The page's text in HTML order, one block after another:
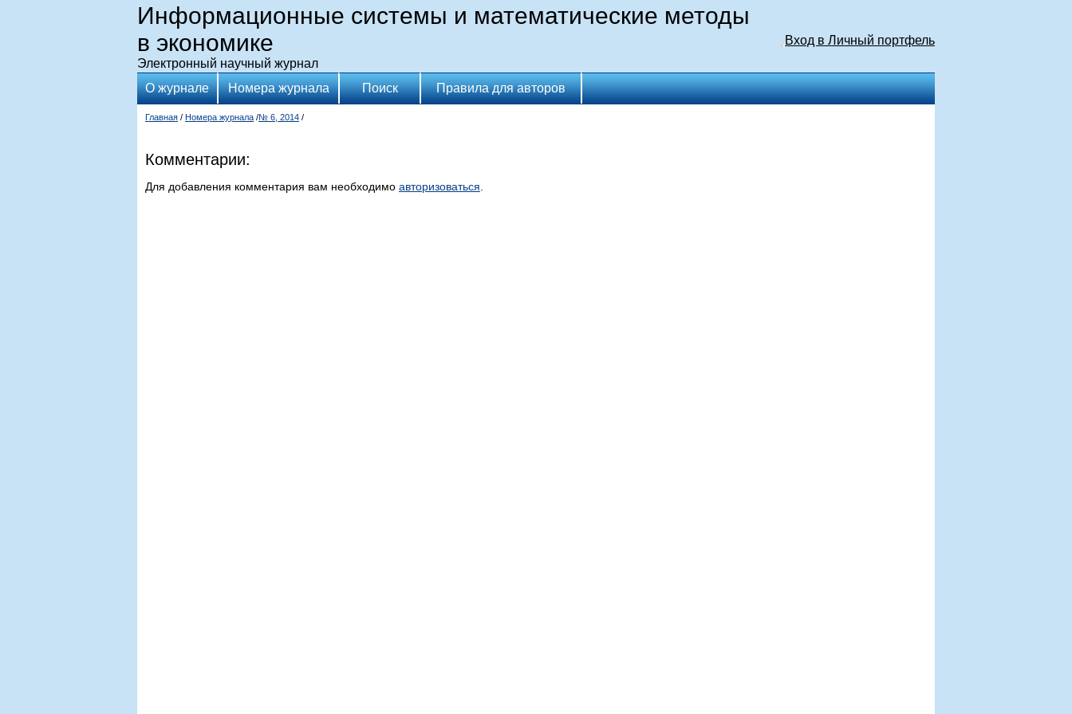
Информационные системы и математические методы
в экономике
Электронный научный журнал
Вход в Личный портфель
О журнале Номера журнала Поиск Правила для авторов
Главная / Номера журнала /№ 6, 2014 /
Комментарии:
Для добавления комментария вам необходимо авторизоваться